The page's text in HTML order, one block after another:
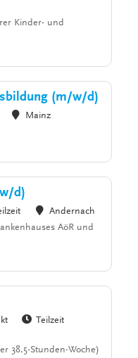
Kinder- und
(m/w/d)
Mainz
d)
Andernach
AöR und
Teilzeit
38,5-Stunden-Woche)